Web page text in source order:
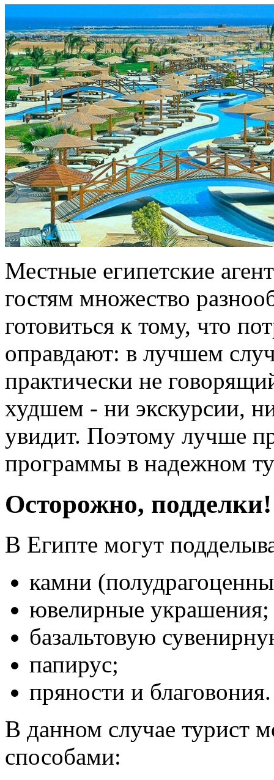
Местные египетские
гостям множество
готовиться к тому, что
оправдают: в лучшем
практически не
худшем - ни экскурсии,
увидит. Поэтому лучше
программы в надежном
Осторожно, подделки!
В Египте могут
камни
ювелирные украшения;
базальтовую
папирус;
пряности и благовония.
В данном случае турист
способами: